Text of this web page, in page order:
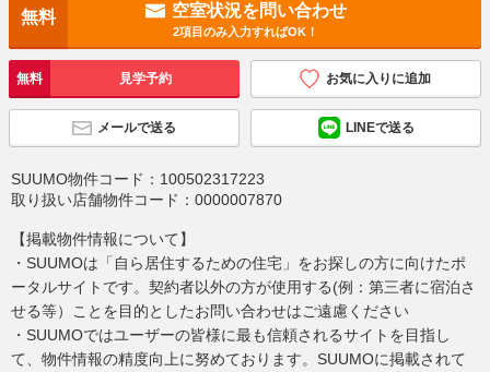
無料 空室状況を問い合わせ
2項目のみ入力すればOK！
無料 見学予約 お気に入りに追加
メールで送る LINEで送る
SUUMO物件コード： 100502317223
取り扱い店舗物件コード： 0000007870
【掲載物件情報について】
・SUUMOは「自ら居住するための住宅」をお探しの方に向けたポ
ータルサイトです。契約者以外の方が使用する(例：第三者に宿泊さ
せる等）ことを目的としたお問い合わせはご遠慮ください
・SUUMOではユーザーの皆様に最も信頼されるサイトを目指し
て、物件情報の精度向上に努めております。SUUMOに掲載されて